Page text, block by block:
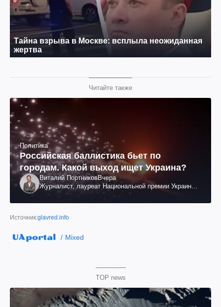
Читайте также
Политика
Российская баллистика бьет по
городам. Какой выход ищет Украина?
Виталий ПортниковВчера
Журналист, лауреат Национальной премии Украины
Источник:glavred.info
Mixed
TOP news